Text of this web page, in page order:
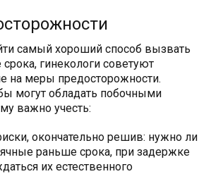
самый хороший способ вызвать
гинекологи советуют
на меры предосторожности.
могут обладать побочными
важно учесть:
окончательно решив: нужно ли
раньше срока, при задержке
их естественного